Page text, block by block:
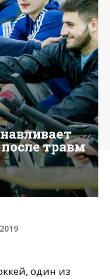
травм
один из